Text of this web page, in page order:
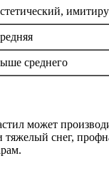
среднего
может
снег,